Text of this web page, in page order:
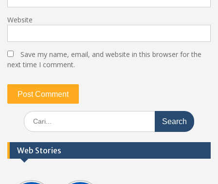
Website
Save my name, email, and website in this browser for the
next time I comment.
Search
for:
Web Stories